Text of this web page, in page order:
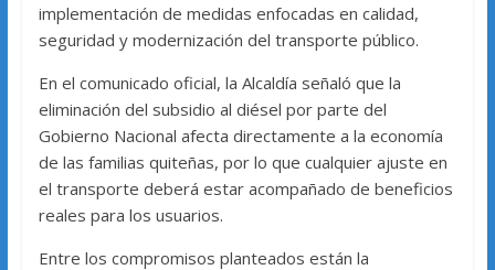
implementación de medidas enfocadas en calidad,
seguridad y modernización del transporte público.
En el comunicado oficial, la Alcaldía señaló que la
eliminación del subsidio al diésel por parte del
Gobierno Nacional afecta directamente a la economía
de las familias quiteñas, por lo que cualquier ajuste en
el transporte deberá estar acompañado de beneficios
reales para los usuarios.
Entre los compromisos planteados están la